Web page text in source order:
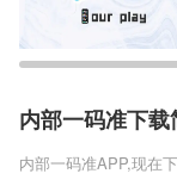
内部一码准下载
内部一码准APP,现在